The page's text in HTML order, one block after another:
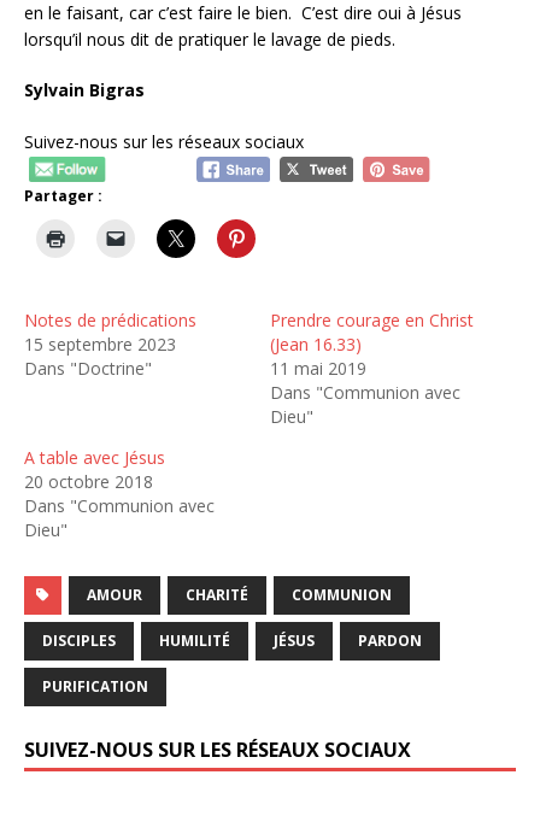
en le faisant, car c’est faire le bien. C’est dire oui à Jésus
lorsqu’il nous dit de pratiquer le lavage de pieds.
Sylvain Bigras
Suivez-nous sur les réseaux sociaux
Partager :
Notes de prédications
15 septembre 2023
Dans "Doctrine"
Prendre courage en Christ
(Jean 16.33)
11 mai 2019
Dans "Communion avec
Dieu"
A table avec Jésus
20 octobre 2018
Dans "Communion avec
Dieu"
AMOUR CHARITÉ COMMUNION
DISCIPLES HUMILITÉ JÉSUS PARDON
PURIFICATION
SUIVEZ-NOUS SUR LES RÉSEAUX SOCIAUX